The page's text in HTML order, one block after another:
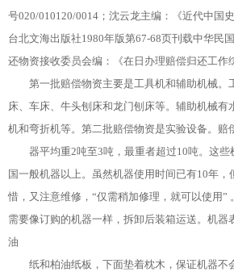
号020/010120/0014；沈云龙主编：《近代中国
台北文海出版社1980年版第67-68页刊载中华民
还物资接收委员会编：《在日办理赔偿归还工作
第一批赔偿物资主要是工具机和辅助机械。
床、车床、牛头刨床和龙门刨床等。辅助机械有
机和弯折机等。第二批赔偿物资是实验设备。赔
器平均重2吨至3吨，最重者超过10吨。这些
国一般机器以上。虽然机器使用时间已有10年
惜，又注意维修，“仅需稍加修理，就可以使用”
需要像订购的机器一样，拆卸后装箱运送。机器
油
纸和柏油纸板，下面垫着枕木，保证机器不